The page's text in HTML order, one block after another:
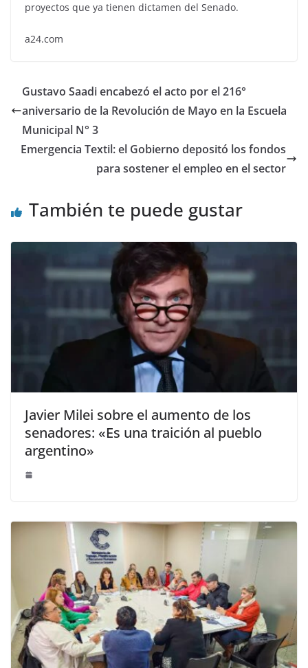
proyectos que ya tienen dictamen del Senado.
a24.com
Gustavo Saadi encabezó el acto por el 216°
aniversario de la Revolución de Mayo en la Escuela
Municipal N° 3
Emergencia Textil: el Gobierno depositó los fondos
para sostener el empleo en el sector
También te puede gustar
Javier Milei sobre el aumento de los
senadores: «Es una traición al pueblo
argentino»